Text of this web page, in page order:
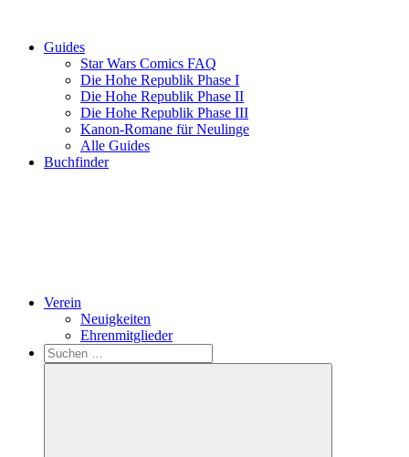
Guides
Star Wars Comics FAQ
Die Hohe Republik Phase I
Die Hohe Republik Phase II
Die Hohe Republik Phase III
Kanon-Romane für Neulinge
Alle Guides
Buchfinder
Verein
Neuigkeiten
Ehrenmitglieder
Search
Suchen
nach: